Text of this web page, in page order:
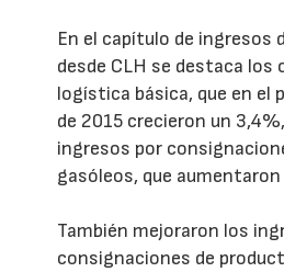
En el capítulo de ingresos
desde CLH se destaca los
logística básica, que en el
de 2015 crecieron un
ingresos por
gasóleos, que
También mejoraron los
consignaciones de